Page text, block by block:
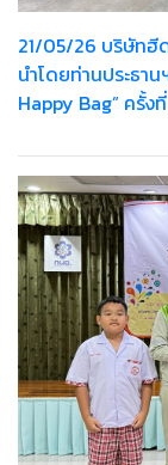
21/05/26 บริษัทฮี
นำโดยท่านประธานฯ คุ